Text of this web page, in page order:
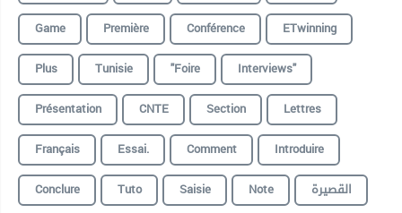
Game
Première Conférence
ETwinning
Plus
Tunisie "foire
Interviews"
Présentation
CNTE Section
Lettres
Français
Essai. Comment
Introduire
Conclure
Tuto Saisie Note
القصيرة